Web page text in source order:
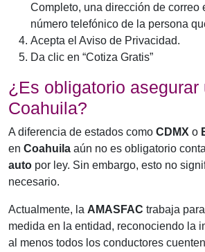
Completo, una dirección de correo
número telefónico de la persona
Acepta el Aviso de Privacidad.
Da clic en “Cotiza Gratis”
¿Es obligatorio asegurar
Coahuila?
A diferencia de estados como CDMX o
en Coahuila aún no es obligatorio
auto por ley. Sin embargo, esto no
necesario.
Actualmente, la AMASFAC trabaja
medida en la entidad, reconociendo la
al menos todos los conductores